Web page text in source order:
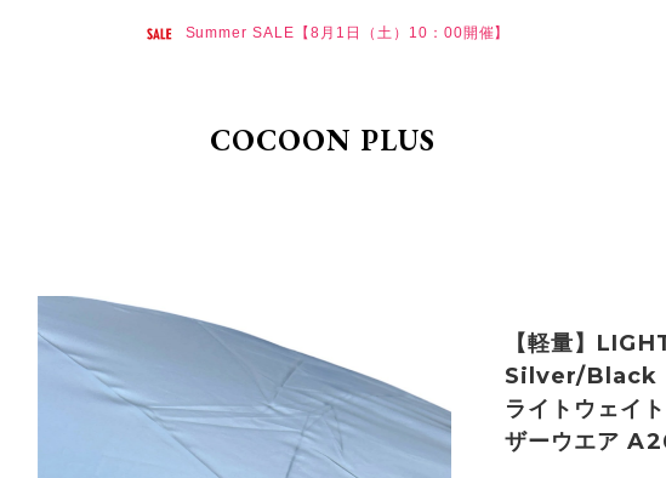
Summer SALE【8月1日（土）10：00開催】
COCOON PLUS
【軽量】
Silver/Black
ライトウェイ
ザーウエア